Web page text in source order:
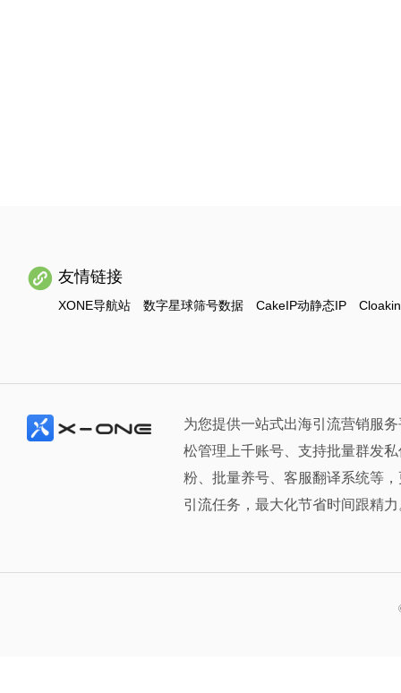
友情链接
XONE导航站 数字星球筛号数据 CakeIP动静态IP
为您提供一站式出海引流营销服
松管理上千账号、支持批量群发
粉、批量养号、客服翻译系统等
引流任务，最大化节省时间跟精力